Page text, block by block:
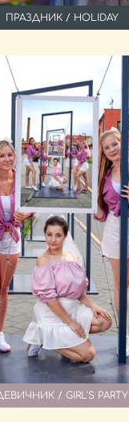
ПРАЗДНИК / HOLIDAY
/ GIRL'S PARTY